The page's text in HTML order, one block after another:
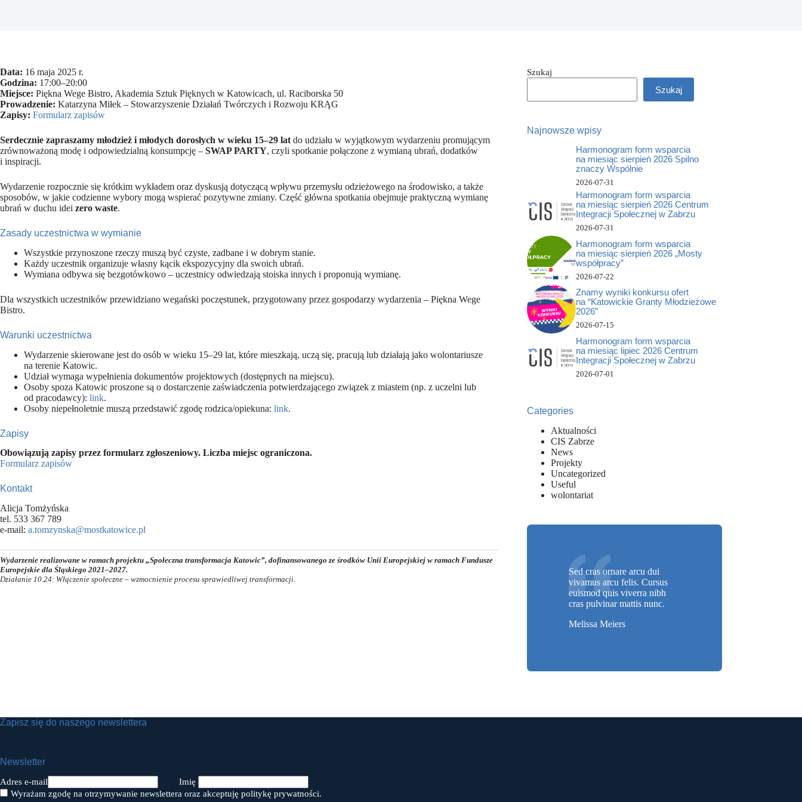
Data: 16 maja 2025 r.
Godzina: 17:00–20:00
Miejsce: Piękna Wege Bistro, Akademia Sztuk Pięknych w Katowicach, ul. Raciborska 50
Prowadzenie: Katarzyna Miłek – Stowarzyszenie Działań Twórczych i Rozwoju KRĄG
Zapisy: Formularz zapisów
Serdecznie zapraszamy młodzież i młodych dorosłych w wieku 15–29 lat do udziału w wyjątkowym wydarzeniu promującym
zrównoważoną modę i odpowiedzialną konsumpcję – SWAP PARTY, czyli spotkanie połączone z wymianą ubrań, dodatków
i inspiracji.
Wydarzenie rozpocznie się krótkim wykładem oraz dyskusją dotyczącą wpływu przemysłu odzieżowego na środowisko, a także
sposobów, w jakie codzienne wybory mogą wspierać pozytywne zmiany. Część główna spotkania obejmuje praktyczną wymianę
ubrań w duchu idei zero waste.
Zasady uczestnictwa w wymianie
Wszystkie przynoszone rzeczy muszą być czyste, zadbane i w dobrym stanie.
Każdy uczestnik organizuje własny kącik ekspozycyjny dla swoich ubrań.
Wymiana odbywa się bezgotówkowo – uczestnicy odwiedzają stoiska innych i proponują wymianę.
Dla wszystkich uczestników przewidziano wegański poczęstunek, przygotowany przez gospodarzy wydarzenia – Piękna Wege
Bistro.
Warunki uczestnictwa
Wydarzenie skierowane jest do osób w wieku 15–29 lat, które mieszkają, uczą się, pracują lub działają jako wolontariusze
na terenie Katowic.
Udział wymaga wypełnienia dokumentów projektowych (dostępnych na miejscu).
Osoby spoza Katowic proszone są o dostarczenie zaświadczenia potwierdzającego związek z miastem (np. z uczelni lub
od pracodawcy): link.
Osoby niepełnoletnie muszą przedstawić zgodę rodzica/opiekuna: link.
Zapisy
Obowiązują zapisy przez formularz zgłoszeniowy. Liczba miejsc ograniczona.
Formularz zapisów
Kontakt
Alicja Tomżyńska
tel. 533 367 789
e-mail: a.tomzynska@mostkatowice.pl
Wydarzenie realizowane w ramach projektu „Społeczna transformacja Katowic”, dofinansowanego ze środków Unii Europejskiej w ramach Fundusze
Europejskie dla Śląskiego 2021–2027.
Działanie 10.24: Włączenie społeczne – wzmocnienie procesu sprawiedliwej transformacji.
Szukaj
Szukaj
Najnowsze wpisy
Harmonogram form wsparcia
na miesiąc sierpień 2026 Spilno
znaczy Wspólnie
2026-07-31
Harmonogram form wsparcia
na miesiąc sierpień 2026 Centrum
Integracji Społecznej w Zabrzu
2026-07-31
Harmonogram form wsparcia
na miesiąc sierpień 2026 „Mosty
współpracy”
2026-07-22
Znamy wyniki konkursu ofert
na “Katowickie Granty Młodzieżowe
2026”
2026-07-15
Harmonogram form wsparcia
na miesiąc lipiec 2026 Centrum
Integracji Społecznej w Zabrzu
2026-07-01
Categories
Aktualności
CIS Zabrze
News
Projekty
Uncategorized
Useful
wolontariat
Sed cras ornare arcu dui
vivamus arcu felis. Cursus
euismod quis viverra nibh
cras pulvinar mattis nunc.
Melissa Meiers
Zapisz się do naszego newslettera
Newsletter
Adres e-mail
Imię
Wyrażam zgodę na otrzymywanie newslettera oraz akceptuję politykę prywatności.